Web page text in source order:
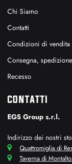
Chi Siamo
Contatti
Condizioni di vendita
Consegna,
Recesso
CONTATTI
EGS Group s.r.l.
Indirizzo dei nostri
Quattromiglia di
Taverna di